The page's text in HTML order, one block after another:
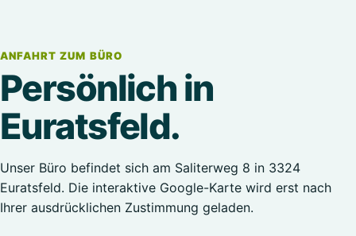
ANFAHRT ZUM BÜRO
Persönlich in
Euratsfeld.
Unser Büro befindet sich am Saliterweg 8 in 3324
Euratsfeld. Die interaktive Google-Karte wird erst nach
Ihrer ausdrücklichen Zustimmung geladen.